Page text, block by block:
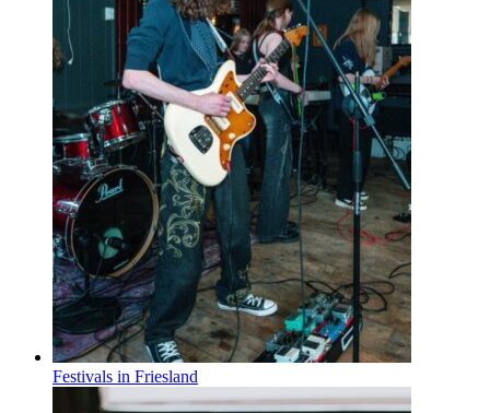
Festivals in Friesland